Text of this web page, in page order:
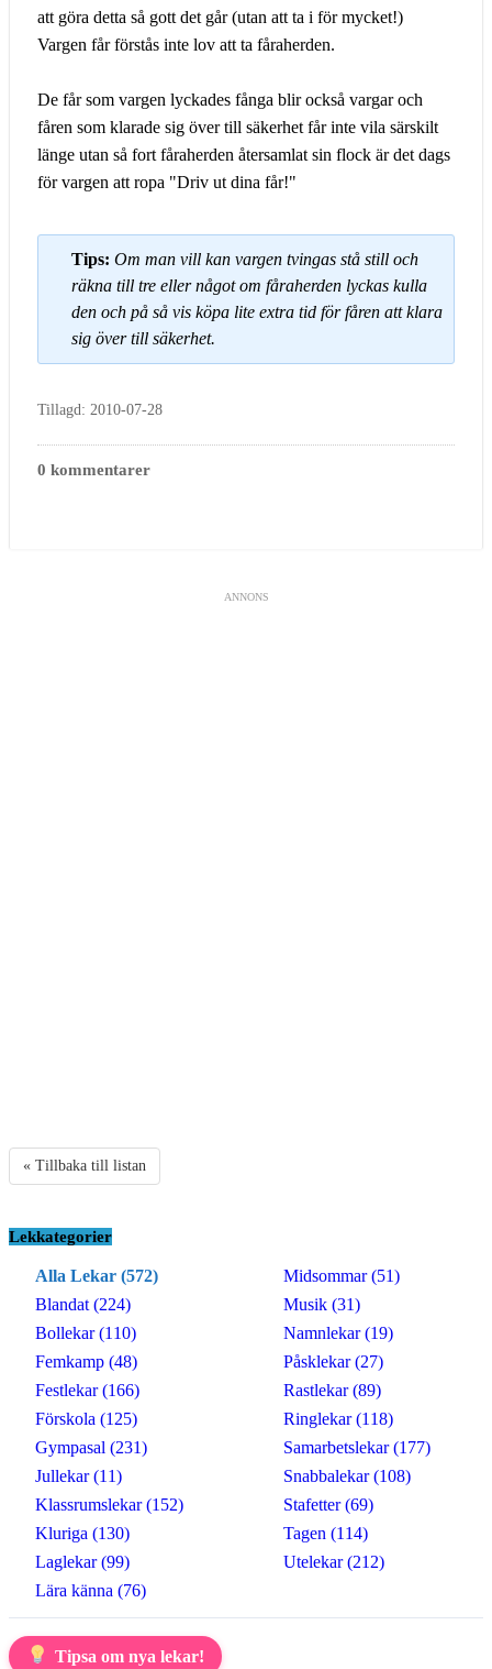
att göra detta så gott det går (utan att ta i för mycket!)
Vargen får förstås inte lov att ta fåraherden.
De får som vargen lyckades fånga blir också vargar och
fåren som klarade sig över till säkerhet får inte vila särskilt
länge utan så fort fåraherden återsamlat sin flock är det dags
för vargen att ropa "Driv ut dina får!"
Tips: Om man vill kan vargen tvingas stå still och
räkna till tre eller något om fåraherden lyckas kulla
den och på så vis köpa lite extra tid för fåren att klara
sig över till säkerhet.
Tillagd: 2010-07-28
0 kommentarer
ANNONS
« Tillbaka till listan
Lekkategorier
Alla Lekar (572)
Blandat (224)
Bollekar (110)
Femkamp (48)
Festlekar (166)
Förskola (125)
Gympasal (231)
Jullekar (11)
Klassrumslekar (152)
Kluriga (130)
Laglekar (99)
Lära känna (76)
Midsommar (51)
Musik (31)
Namnlekar (19)
Påsklekar (27)
Rastlekar (89)
Ringlekar (118)
Samarbetslekar (177)
Snabbalekar (108)
Stafetter (69)
Tagen (114)
Utelekar (212)
Tipsa om nya lekar!